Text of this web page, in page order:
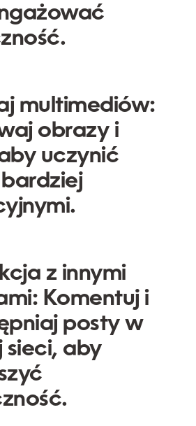
multimediów:
obrazy i
uczynić
z innymi
Komentuj i
posty w
sieci, aby